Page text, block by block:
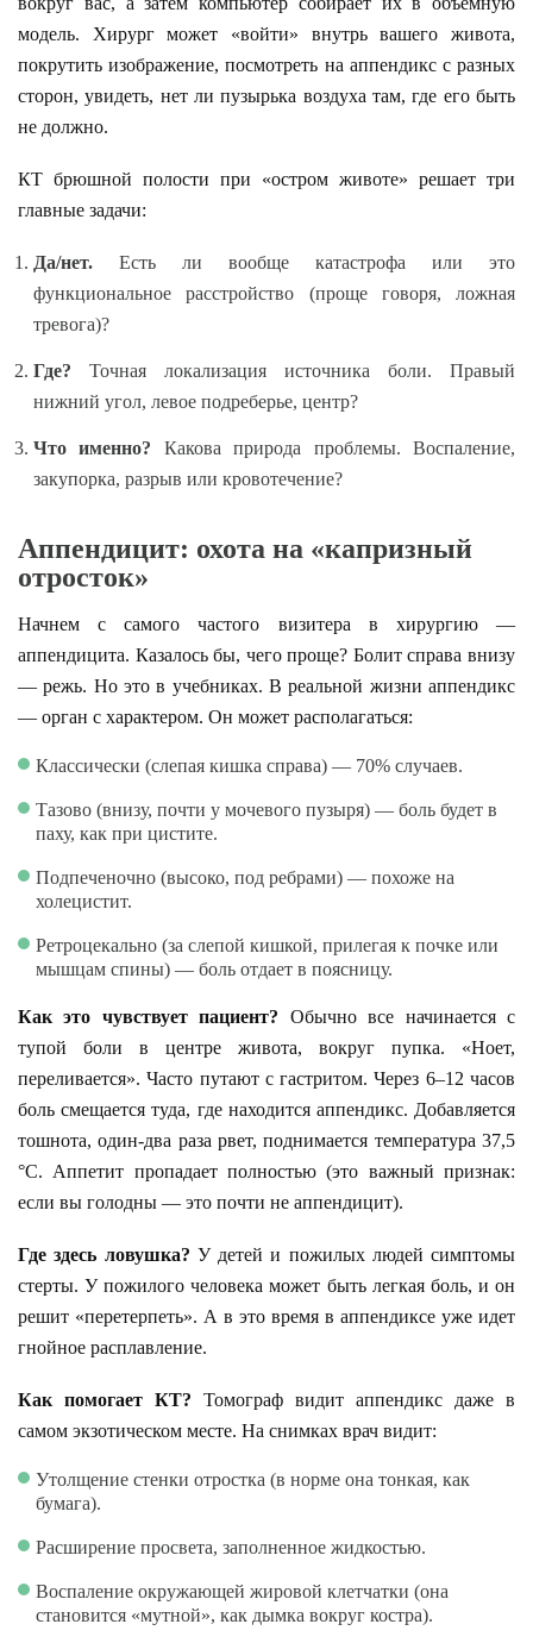
модель. Хирург может «войти» внутрь вашего живота,
покрутить изображение, посмотреть на аппендикс с разных
сторон, увидеть, нет ли пузырька воздуха там, где его быть
не должно.
КТ брюшной полости при «остром животе» решает три
главные задачи:
Да/нет. Есть ли вообще катастрофа или это
функциональное расстройство (проще говоря, ложная
тревога)?
Где? Точная локализация источника боли. Правый
нижний угол, левое подреберье, центр?
Что именно? Какова природа проблемы. Воспаление,
закупорка, разрыв или кровотечение?
Аппендицит: охота на «капризный
отросток»
Начнем с самого частого визитера в хирургию —
аппендицита. Казалось бы, чего проще? Болит справа внизу
— режь. Но это в учебниках. В реальной жизни аппендикс
— орган с характером. Он может располагаться:
Классически (слепая кишка справа) — 70% случаев.
Тазово (внизу, почти у мочевого пузыря) — боль будет в
паху, как при цистите.
Подпеченочно (высоко, под ребрами) — похоже на
холецистит.
Ретроцекально (за слепой кишкой, прилегая к почке или
мышцам спины) — боль отдает в поясницу.
Как это чувствует пациент? Обычно все начинается с
тупой боли в центре живота, вокруг пупка. «Ноет,
переливается». Часто путают с гастритом. Через 6–12 часов
боль смещается туда, где находится аппендикс. Добавляется
тошнота, один-два раза рвет, поднимается температура 37,5
°C. Аппетит пропадает полностью (это важный признак:
если вы голодны — это почти не аппендицит).
Где здесь ловушка? У детей и пожилых людей симптомы
стерты. У пожилого человека может быть легкая боль, и он
решит «перетерпеть». А в это время в аппендиксе уже идет
гнойное расплавление.
Как помогает КТ? Томограф видит аппендикс даже в
самом экзотическом месте. На снимках врач видит:
Утолщение стенки отростка (в норме она тонкая, как
бумага).
Расширение просвета, заполненное жидкостью.
Воспаление окружающей жировой клетчатки (она
становится «мутной», как дымка вокруг костра).